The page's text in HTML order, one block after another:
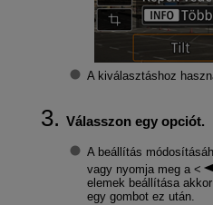
A kiválasztáshoz
Válasszon egy opciót.
A beállítás
vagy nyomja meg a
elemek beállítása
egy gombot ez után.